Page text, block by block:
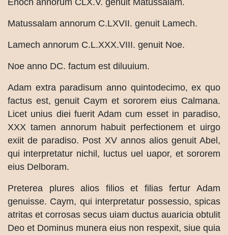
Matussalam annorum C.LXVII. genuit Lamech.
Lamech annorum C.L.XXX.VIII. genuit Noe.
Noe anno DC. factum est diluuium.
Adam extra paradisum anno quintodecimo, ex quo
factus est, genuit Caym et sororem eius Calmana.
Licet unius diei fuerit Adam cum esset in paradiso,
XXX tamen annorum habuit perfectionem et uirgo
exiit de paradiso. Post XV annos alios genuit Abel,
qui interpretatur nichil, luctus uel uapor, et sororem
eius Delboram.
Preterea plures alios filios et filias fertur Adam
genuisse. Caym, qui interpretatur possessio, spicas
atritas et corrosas secus uiam ductus auaricia obtulit
Deo et Dominus munera eius non respexit, siue quia